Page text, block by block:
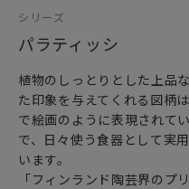
シリーズ
パラティッシ
植物のしっとりとした上品
た印象を与えてくれる図柄
で絵画のように表現されて
で、日々使う食器として実
います。
「フィンランド陶芸界の